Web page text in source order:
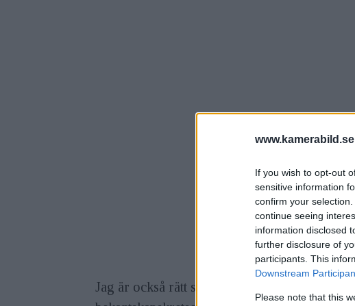
If you wish to opt-out
sensitive information
confirm your
continue seeing
information disclosed
further disclosure of
participants. This
Downstream
Please note that this
Jag är också rätt säker på att du som väljer